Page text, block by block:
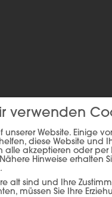
erhältlich
verwenden
unserer Website. Einige
diese Website und
alle akzeptieren oder
Hinweise erhalten
alt sind und Ihre
müssen Sie Ihre